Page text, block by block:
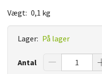
Vægt: 0,1 kg
Lager: På lager
Antal